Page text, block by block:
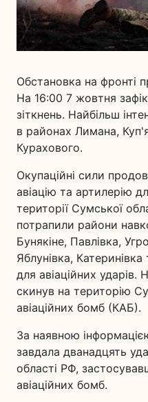
Обстановка на фронті
На 16:00 7 жовтня
зіткнень. Найбільш
в районах Лимана,
Курахового.
Окупаційні сили
авіацію та артилерію
території Сумської
потрапили райони
Бунякіне, Павлівка,
Яблунівка,
для авіаційних
скинув на територію
авіаційних бомб (КАБ).
За наявною
завдала дванадцять
області РФ,
авіаційних бомб.